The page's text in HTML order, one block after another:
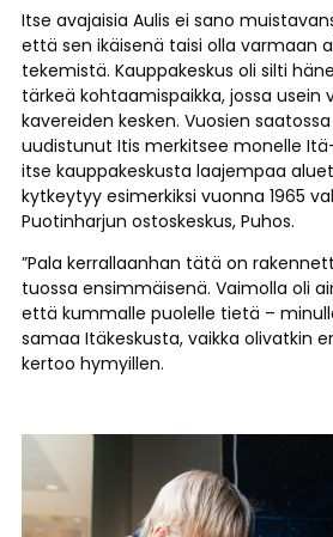
Itse avajaisia Aulis ei sano
että sen ikäisenä taisi olla varmaan
tekemistä. Kauppakeskus oli silti
tärkeä kohtaamispaikka, jossa usein
kavereiden kesken. Vuosien
uudistunut Itis merkitsee monelle
itse kauppakeskusta laajempaa
kytkeytyy esimerkiksi vuonna 1965
Puotinharjun ostoskeskus, Puhos.
”Pala kerrallaanhan tätä on
tuossa ensimmäisenä. Vaimolla oli
että kummalle puolelle tietä –
samaa Itäkeskusta, vaikka olivatkin
kertoo hymyillen.